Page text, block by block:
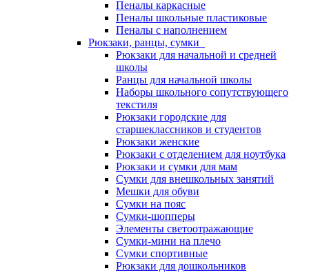
Пеналы каркасные
Пеналы школьные пластиковые
Пеналы с наполнением
Рюкзаки, ранцы, сумки
Рюкзаки для начальной и средней
школы
Ранцы для начальной школы
Наборы школьного сопутствующего
текстиля
Рюкзаки городские для
старшеклассников и студентов
Рюкзаки женские
Рюкзаки с отделением для ноутбука
Рюкзаки и сумки для мам
Сумки для внешкольных занятий
Мешки для обуви
Сумки на пояс
Сумки-шопперы
Элементы светоотражающие
Сумки-мини на плечо
Сумки спортивные
Рюкзаки для дошкольников